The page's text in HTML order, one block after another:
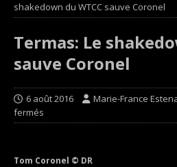
shakedown du WTCC sauve Coronel
Termas: Le
sauve Coronel
6 août 2016 Marie-France
fermés
Tom Coronel © DR